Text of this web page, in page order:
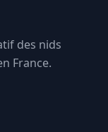
des nids
France.